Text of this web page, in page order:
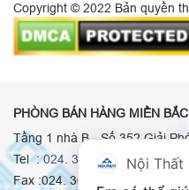
Copyright © 2022 Bản quyền
PHÒNG BÁN HÀNG MIỀN BẮC
Tầng 1 nhà B - Số 352 Giải
Tel :024. 3665 8498-024.
Fax :024. 3664.9379
Nội Thất